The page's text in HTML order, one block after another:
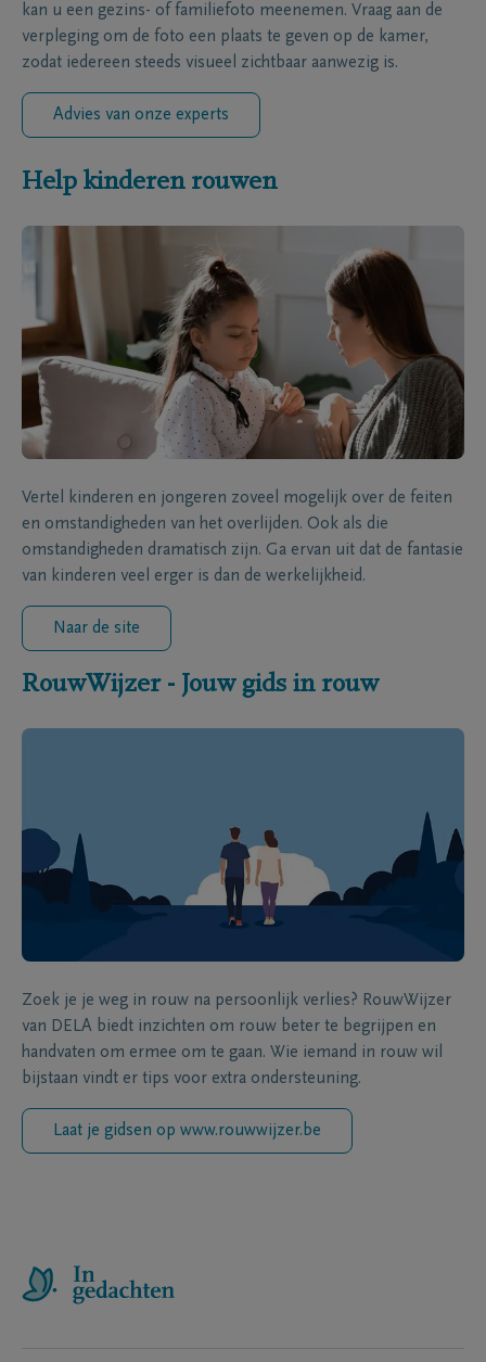
kan u een gezins- of familiefoto meenemen. Vraag aan de
verpleging om de foto een plaats te geven op de kamer,
zodat iedereen steeds visueel zichtbaar aanwezig is.
Advies van onze experts
Help kinderen rouwen
Vertel kinderen en jongeren zoveel mogelijk over de feiten
en omstandigheden van het overlijden. Ook als die
omstandigheden dramatisch zijn. Ga ervan uit dat de fantasie
van kinderen veel erger is dan de werkelijkheid.
Naar de site
RouwWijzer - Jouw gids in rouw
Zoek je je weg in rouw na persoonlijk verlies? RouwWijzer
van DELA biedt inzichten om rouw beter te begrijpen en
handvaten om ermee om te gaan. Wie iemand in rouw wil
bijstaan vindt er tips voor extra ondersteuning.
Laat je gidsen op www.rouwwijzer.be